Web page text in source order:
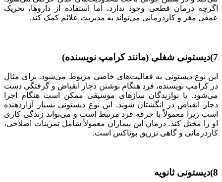
اگرچه درمان قطعی وجود ندارد، اما استفاده از داروها، تحریک
عمقی مغز و کاردرمانی می‌تواند به مدیریت علائم کمک کند.
7)دیستونی شغلی (مانند کرامپ نویسنده)
این نوع دیستونی به فعالیت‌های خاصی مربوط می‌شود. برای مثال
در کرامپ نویسنده، فرد هنگام نوشتن دچار انقباض و گرفتگی دست
می‌شود. یا نوازندگان سازهای موسیقی ممکن است هنگام اجرا
دچار انقباض در انگشتان شوند. این نوع دیستونی بسیار آزاردهنده
است زیرا معمولاً با حرفه فرد مرتبط است و می‌تواند زندگی کاری
او را مختل کند. درمان این بیماران معمولاً شامل تمرینات اصلاحی،
کاردرمانی و گاهی تزریق بوتاکس است.
8)دیستونی ثانویه